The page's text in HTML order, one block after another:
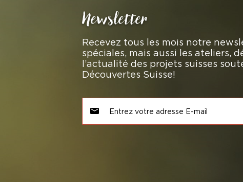
Newsletter
Recevez tous les mois notre
spéciales, mais aussi les ateliers,
l’actualité des projets suisses
Découvertes Suisse!